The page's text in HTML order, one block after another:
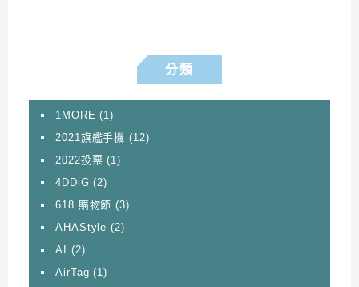
分類
1MORE (1)
2021旗艦手機 (12)
2022投票 (1)
4DDiG (2)
618 購物節 (3)
AHAStyle (2)
AI
(2)
AirTag (1)